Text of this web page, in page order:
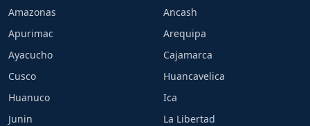
Amazonas
Ancash
Apurimac
Arequipa
Ayacucho
Cajamarca
Cusco
Huancavelica
Huanuco
Ica
Junin
La Libertad